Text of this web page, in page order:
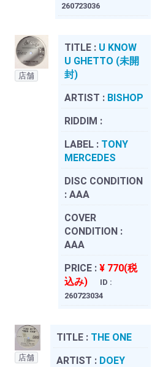
260723036
店舗
TITLE : U KNOW
U GHETTO (未開
封)
ARTIST : BISHOP
RIDDIM :
LABEL : TONY
MERCEDES
DISC CONDITION
: AAA
COVER
CONDITION :
AAA
PRICE : ¥ 770(税
込み)
ID :
260723034
店舗
TITLE : THE ONE
ARTIST : DOEY